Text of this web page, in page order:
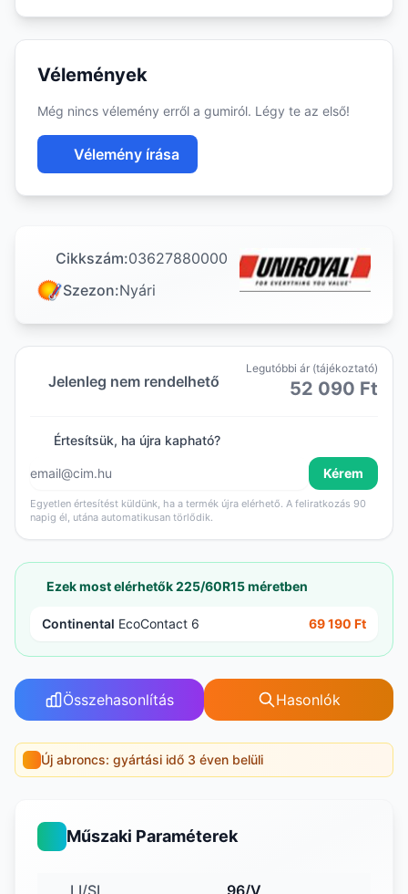
Vélemények
Még nincs vélemény erről a gumiról. Légy te az első!
Vélemény írása
Cikkszám:03627880000
Szezon:Nyári
Jelenleg nem rendelhető
Legutóbbi ár (tájékoztató)
52 090 Ft
Értesítsük, ha újra kapható?
Kérem
Egyetlen értesítést küldünk, ha a termék újra elérhető. A feliratkozás 90
napig él, utána automatikusan törlődik.
Ezek most elérhetők 225/60R15 méretben
Continental EcoContact 6 69 190 Ft
Összehasonlítás Hasonlók
Új abroncs: gyártási idő 3 éven belüli
Műszaki Paraméterek
LI/SI 96/V